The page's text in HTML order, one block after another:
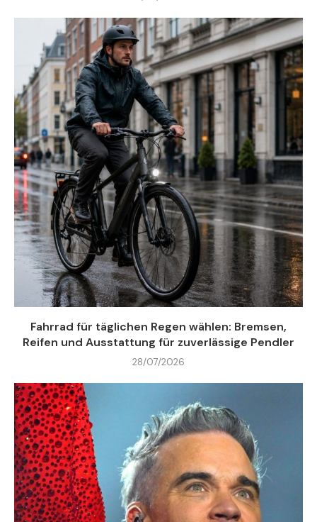
Fahrrad für täglichen Regen wählen: Bremsen,
Reifen und Ausstattung für zuverlässige Pendler
28/07/2026